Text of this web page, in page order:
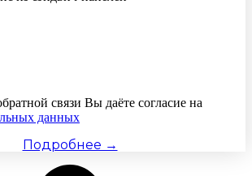
связи Вы даёте согласие на
данных
Подробнее →